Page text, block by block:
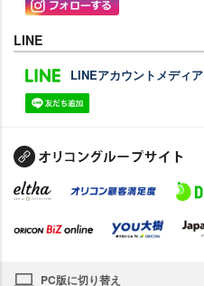
LINE
LINEアカウントメディア
PC版に切り替え